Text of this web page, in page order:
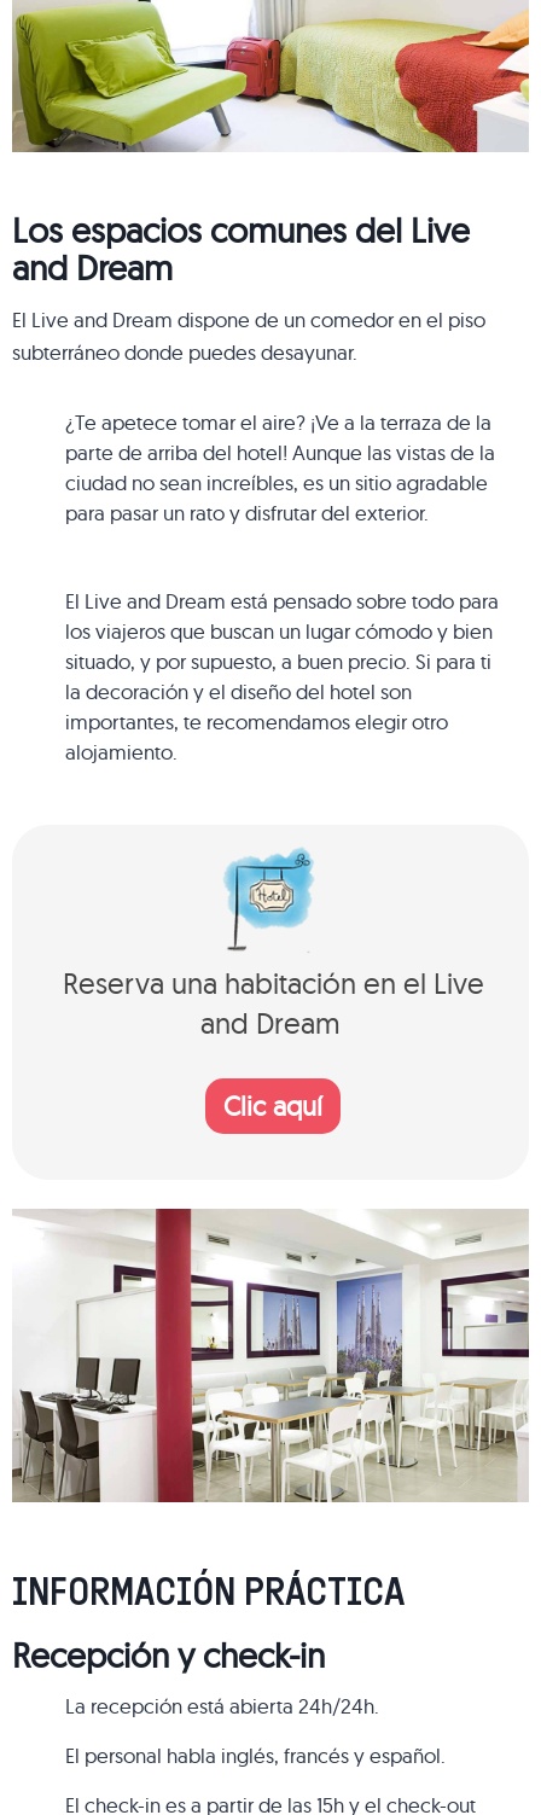
Los espacios comunes del Live
and Dream
El Live and Dream dispone de un comedor en el piso
subterráneo donde puedes desayunar.
¿Te apetece tomar el aire? ¡Ve a la terraza de la
parte de arriba del hotel! Aunque las vistas de la
ciudad no sean increíbles, es un sitio agradable
para pasar un rato y disfrutar del exterior.
El Live and Dream está pensado sobre todo para
los viajeros que buscan un lugar cómodo y bien
situado, y por supuesto, a buen precio. Si para ti
la decoración y el diseño del hotel son
importantes, te recomendamos elegir otro
alojamiento.
Reserva una habitación en el Live
and Dream
Clic aquí
INFORMACIÓN PRÁCTICA
Recepción y check-in
La recepción está abierta 24h/24h.
El personal habla inglés, francés y español.
El check-in es a partir de las 15h y el check-out